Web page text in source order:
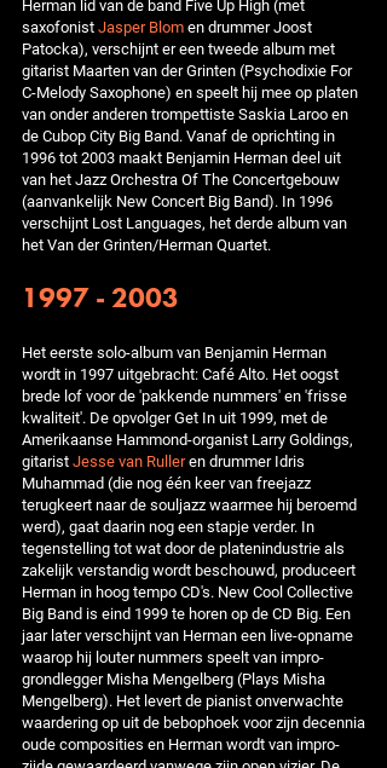
Herman lid van de band Five Up High (met
saxofonistJasper Blomen drummer Joost
Patocka), verschijnt er een tweede album met
gitarist Maarten van der Grinten (Psychodixie For
C-Melody Saxophone) en speelt hij mee op platen
van onder anderen trompettiste Saskia Laroo en
de Cubop City Big Band. Vanaf de oprichting in
1996 tot 2003 maakt Benjamin Herman deel uit
van het Jazz Orchestra Of The Concertgebouw
(aanvankelijk New Concert Big Band). In 1996
verschijnt Lost Languages, het derde album van
het Van der Grinten/Herman Quartet.
1997 - 2003
Het eerste solo-album van Benjamin Herman
wordt in 1997 uitgebracht: Café Alto. Het oogst
brede lof voor de 'pakkende nummers' en 'frisse
kwaliteit'. De opvolger Get In uit 1999, met de
Amerikaanse Hammond-organist Larry Goldings,
gitaristJesse van Rulleren drummer Idris
Muhammad (die nog één keer van freejazz
terugkeert naar de souljazz waarmee hij beroemd
werd), gaat daarin nog een stapje verder. In
tegenstelling tot wat door de platenindustrie als
zakelijk verstandig wordt beschouwd, produceert
Herman in hoog tempo CD's. New Cool Collective
Big Band is eind 1999 te horen op de CD Big. Een
jaar later verschijnt van Herman een live-opname
waarop hij louter nummers speelt van impro-
grondlegger Misha Mengelberg (Plays Misha
Mengelberg). Het levert de pianist onverwachte
waardering op uit de bebophoek voor zijn decennia
oude composities en Herman wordt van impro-